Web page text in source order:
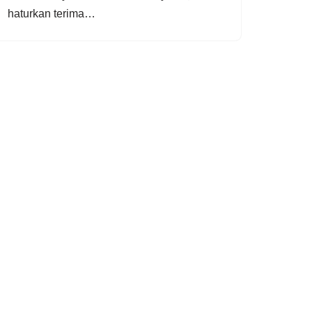
haturkan terima…